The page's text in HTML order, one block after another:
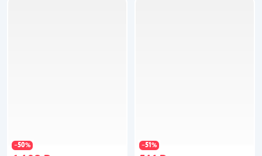
−50% −51%